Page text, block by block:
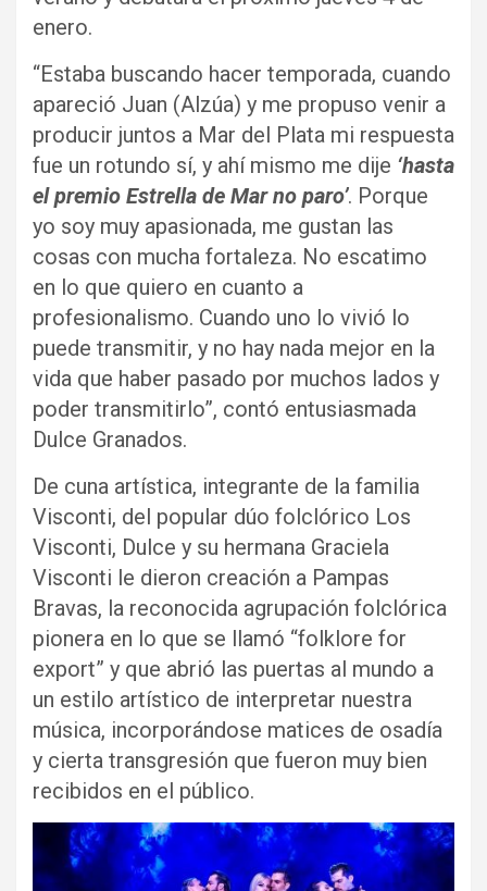
enero.
“Estaba buscando hacer temporada, cuando
apareció Juan (Alzúa) y me propuso venir a
producir juntos a Mar del Plata mi respuesta
fue un rotundo sí, y ahí mismo me dije ‘hasta
el premio Estrella de Mar no paro’. Porque
yo soy muy apasionada, me gustan las
cosas con mucha fortaleza. No escatimo
en lo que quiero en cuanto a
profesionalismo. Cuando uno lo vivió lo
puede transmitir, y no hay nada mejor en la
vida que haber pasado por muchos lados y
poder transmitirlo”, contó entusiasmada
Dulce Granados.
De cuna artística, integrante de la familia
Visconti, del popular dúo folclórico Los
Visconti, Dulce y su hermana Graciela
Visconti le dieron creación a Pampas
Bravas, la reconocida agrupación folclórica
pionera en lo que se llamó “folklore for
export” y que abrió las puertas al mundo a
un estilo artístico de interpretar nuestra
música, incorporándose matices de osadía
y cierta transgresión que fueron muy bien
recibidos en el público.